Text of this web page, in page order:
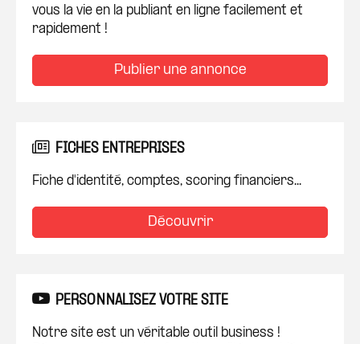
vous la vie en la publiant en ligne facilement et
rapidement !
Publier une annonce
FICHES ENTREPRISES
Fiche d'identité, comptes, scoring financiers...
Découvrir
PERSONNALISEZ VOTRE SITE
Notre site est un véritable outil business !